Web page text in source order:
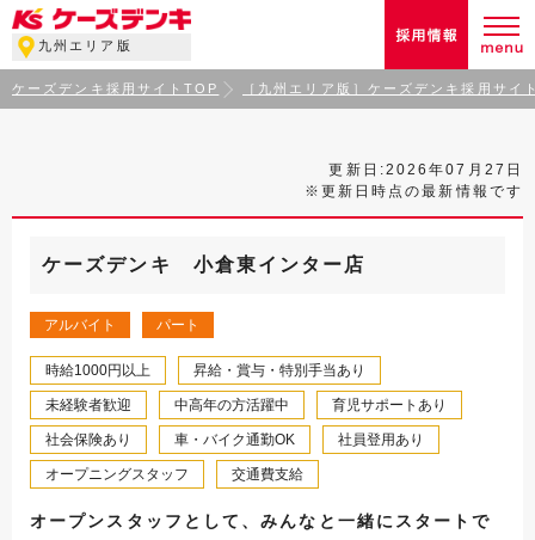
九州エリア版
ケーズデンキ採用サイトTOP ［九州エリア版］ケーズデンキ採用サイ
更新日:2026年07月27日
※更新日時点の最新情報です
ケーズデンキ 小倉東インター店
アルバイト パート
時給1000円以上 昇給・賞与・特別手当あり
未経験者歓迎 中高年の方活躍中 育児サポートあり
社会保険あり 車・バイク通勤OK 社員登用あり
オープニングスタッフ 交通費支給
オープンスタッフとして、みんなと一緒にスタートで